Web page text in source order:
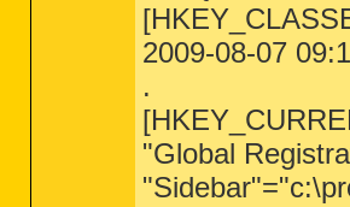
2009-08-07
.
"Global